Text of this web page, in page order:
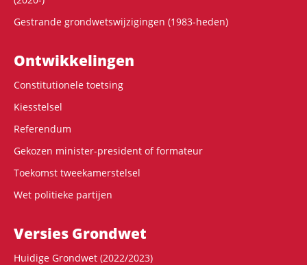
Gestrande grondwetswijzigingen (1983-heden)
Ontwikke­lingen
Constitutionele toetsing
Kiesstelsel
Referendum
Gekozen minister-president of formateur
Toekomst tweekamerstelsel
Wet politieke partijen
Versies Grondwet
Huidige Grondwet (2022/2023)